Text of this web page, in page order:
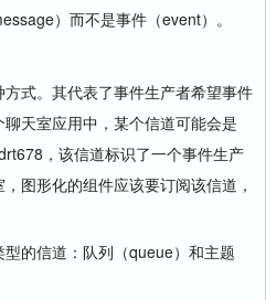
）而不是事件（event）。
式。其代表了事件生产者希望事件
天室应用中，某个信道可能会是
，该信道标识了一个事件生产
图形化的组件应该要订阅该信道，
的信道：队列（queue）和主题